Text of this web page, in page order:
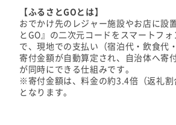
【ふるさとGOとは】
おでかけ先のレジャー施設やお店に設
とGO』の二次元コードをスマートフ
で、現地での支払い（宿泊代・飲食代
寄付金額が自動算定され、自治体へ寄
が同時にできる仕組みです。
※寄付金額は、料金の約3.4倍（返礼割
となります。